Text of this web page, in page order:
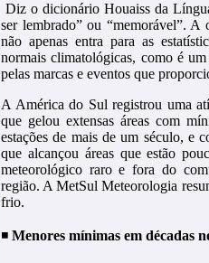
Diz o dicionário Houaiss da
ser lembrado” ou “memorável”.
não apenas entra para as
normais climatológicas, como é
pelas marcas e eventos que
A América do Sul registrou uma
que gelou extensas áreas com
estações de mais de um século, e
que alcançou áreas que estão
meteorológico raro e fora do
região. A MetSul Meteorologia
frio.
◾️ Menores mínimas em décadas